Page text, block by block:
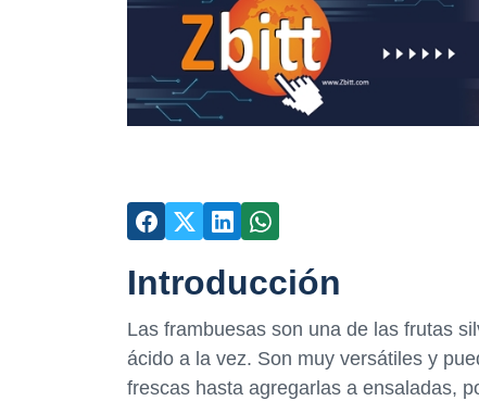
Introducción
Las frambuesas son una de las frutas
ácido a la vez. Son muy versátiles y
frescas hasta agregarlas a ensaladas,